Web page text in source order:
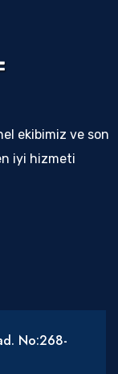
ekibimiz ve son
iyi hizmeti
No:268-